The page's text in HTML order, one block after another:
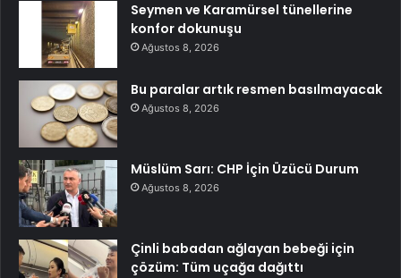
Seymen ve Karamürsel tünellerine
konfor dokunuşu
Ağustos 8, 2026
Bu paralar artık resmen basılmayacak
Ağustos 8, 2026
Müslüm Sarı: CHP İçin Üzücü Durum
Ağustos 8, 2026
Çinli babadan ağlayan bebeği için
çözüm: Tüm uçağa dağıttı